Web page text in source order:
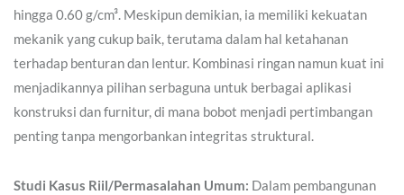
hingga 0.60 g/cm³. Meskipun demikian, ia memiliki kekuatan
mekanik yang cukup baik, terutama dalam hal ketahanan
terhadap benturan dan lentur. Kombinasi ringan namun kuat ini
menjadikannya pilihan serbaguna untuk berbagai aplikasi
konstruksi dan furnitur, di mana bobot menjadi pertimbangan
penting tanpa mengorbankan integritas struktural.
Studi Kasus Riil/Permasalahan Umum: Dalam pembangunan